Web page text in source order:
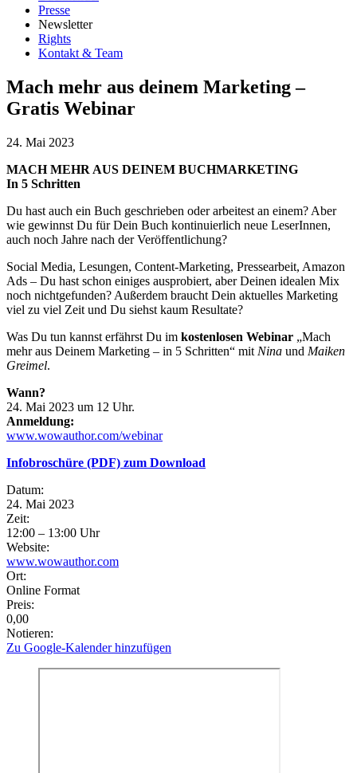
Presse
Newsletter
Rights
Kontakt & Team
Mach mehr aus deinem Marketing –
Gratis Webinar
24. Mai 2023
MACH MEHR AUS DEINEM BUCHMARKETING
In 5 Schritten
Du hast auch ein Buch geschrieben oder arbeitest an einem? Aber
wie gewinnst Du für Dein Buch kontinuierlich neue LeserInnen,
auch noch Jahre nach der Veröffentlichung?
Social Media, Lesungen, Content-Marketing, Pressearbeit, Amazon
Ads – Du hast schon einiges ausprobiert, aber Deinen idealen Mix
noch nichtgefunden? Außerdem braucht Dein aktuelles Marketing
viel zu viel Zeit und Du siehst kaum Resultate?
Was Du tun kannst erfährst Du im kostenlosen Webinar „Mach
mehr aus Deinem Marketing – in 5 Schritten“ mit Nina und Maiken
Greimel.
Wann?
24. Mai 2023 um 12 Uhr.
Anmeldung:
www.wowauthor.com/webinar
Infobroschüre (PDF) zum Download
Eventdetails
Datum:
24. Mai 2023
Zeit:
12:00 – 13:00 Uhr
Website:
www.wowauthor.com
Ort:
Online Format
Preis:
0,00
Notieren:
Zu Google-Kalender hinzufügen